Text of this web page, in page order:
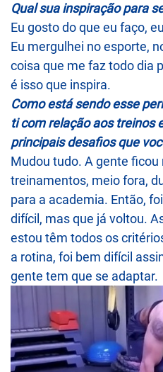
Qual sua inspiração para
Eu gosto do que eu faço,
Eu mergulhei no esporte,
coisa que me faz todo dia
é isso que inspira.
Como está sendo esse
ti com relação aos treinos
principais desafios que
Mudou tudo. A gente ficou
treinamentos, meio fora,
para a academia. Então,
difícil, mas que já voltou.
estou têm todos os
a rotina, foi bem difícil
gente tem que se adaptar.